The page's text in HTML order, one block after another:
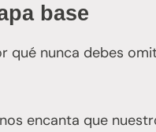
base
qué nunca debes
encanta que